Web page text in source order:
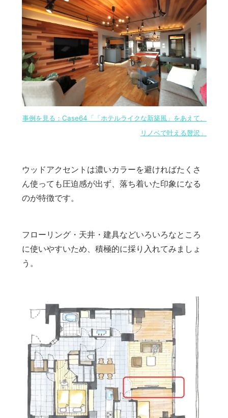
事例を見る：Case64「「ホテルライクな新築風」をあえて、
リノベで叶える贅沢」
ウッドアクセントは濃いカラーを避ければたくさ
ん使っても圧迫感が出ず、落ち着いた印象になる
のが特徴です。
フローリング・天井・建具などいろいろなところ
に使いやすいため、積極的に採り入れてみましょ
う。